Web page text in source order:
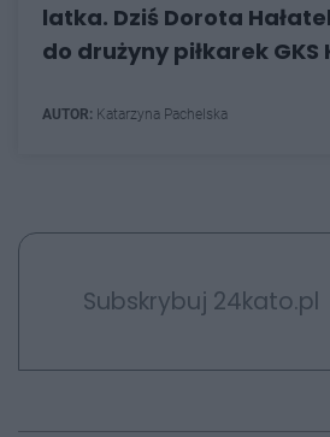
latka. Dziś Dorota
do drużyny piłkarek
AUTOR: Katarzyna Pachelska
Subskrybuj 24kato.pl